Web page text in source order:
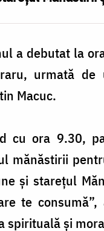
a debutat la
urmată
Macuc.
cu ora 9.30,
mănăstirii
și starețul
te
spirituală și